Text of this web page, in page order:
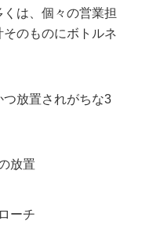
は、個々の営業担
のものにボトルネ
放置されがちな3
放置
ーチ